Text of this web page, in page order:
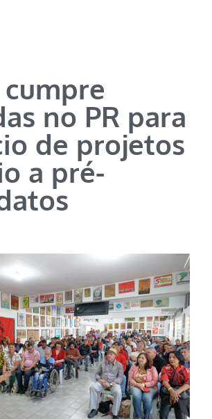
no PR para
de projetos
a pré-